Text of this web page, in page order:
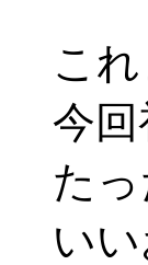
こ
今
た
い